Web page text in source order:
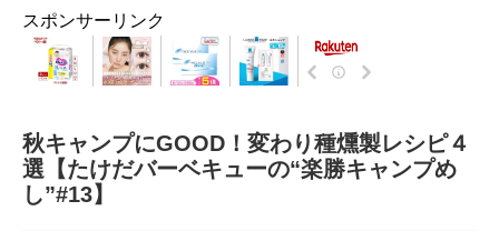
スポンサーリンク
秋キャンプにGOOD！変わり種燻製レシピ４
選【たけだバーベキューの“楽勝キャンプめ
し”#13】